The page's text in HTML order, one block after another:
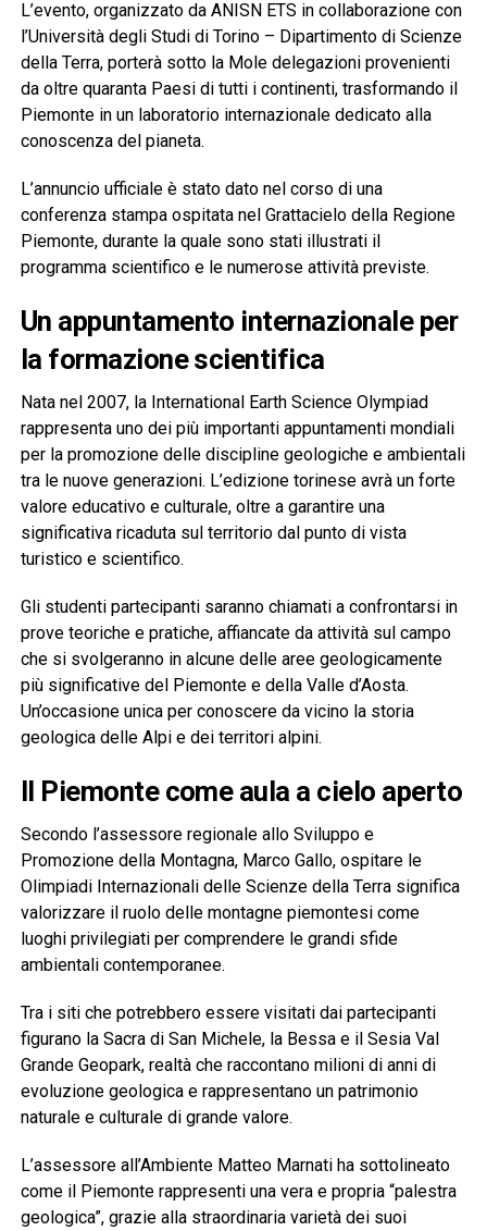
L’evento, organizzato da ANISN ETS in collaborazione con
l’Università degli Studi di Torino – Dipartimento di Scienze
della Terra, porterà sotto la Mole delegazioni provenienti
da oltre quaranta Paesi di tutti i continenti, trasformando il
Piemonte in un laboratorio internazionale dedicato alla
conoscenza del pianeta.
L’annuncio ufficiale è stato dato nel corso di una
conferenza stampa ospitata nel Grattacielo della Regione
Piemonte, durante la quale sono stati illustrati il
programma scientifico e le numerose attività previste.
Un appuntamento internazionale per
la formazione scientifica
Nata nel 2007, la International Earth Science Olympiad
rappresenta uno dei più importanti appuntamenti mondiali
per la promozione delle discipline geologiche e ambientali
tra le nuove generazioni. L’edizione torinese avrà un forte
valore educativo e culturale, oltre a garantire una
significativa ricaduta sul territorio dal punto di vista
turistico e scientifico.
Gli studenti partecipanti saranno chiamati a confrontarsi in
prove teoriche e pratiche, affiancate da attività sul campo
che si svolgeranno in alcune delle aree geologicamente
più significative del Piemonte e della Valle d’Aosta.
Un’occasione unica per conoscere da vicino la storia
geologica delle Alpi e dei territori alpini.
Il Piemonte come aula a cielo aperto
Secondo l’assessore regionale allo Sviluppo e
Promozione della Montagna, Marco Gallo, ospitare le
Olimpiadi Internazionali delle Scienze della Terra significa
valorizzare il ruolo delle montagne piemontesi come
luoghi privilegiati per comprendere le grandi sfide
ambientali contemporanee.
Tra i siti che potrebbero essere visitati dai partecipanti
figurano la Sacra di San Michele, la Bessa e il Sesia Val
Grande Geopark, realtà che raccontano milioni di anni di
evoluzione geologica e rappresentano un patrimonio
naturale e culturale di grande valore.
L’assessore all’Ambiente Matteo Marnati ha sottolineato
come il Piemonte rappresenti una vera e propria “palestra
geologica”, grazie alla straordinaria varietà dei suoi